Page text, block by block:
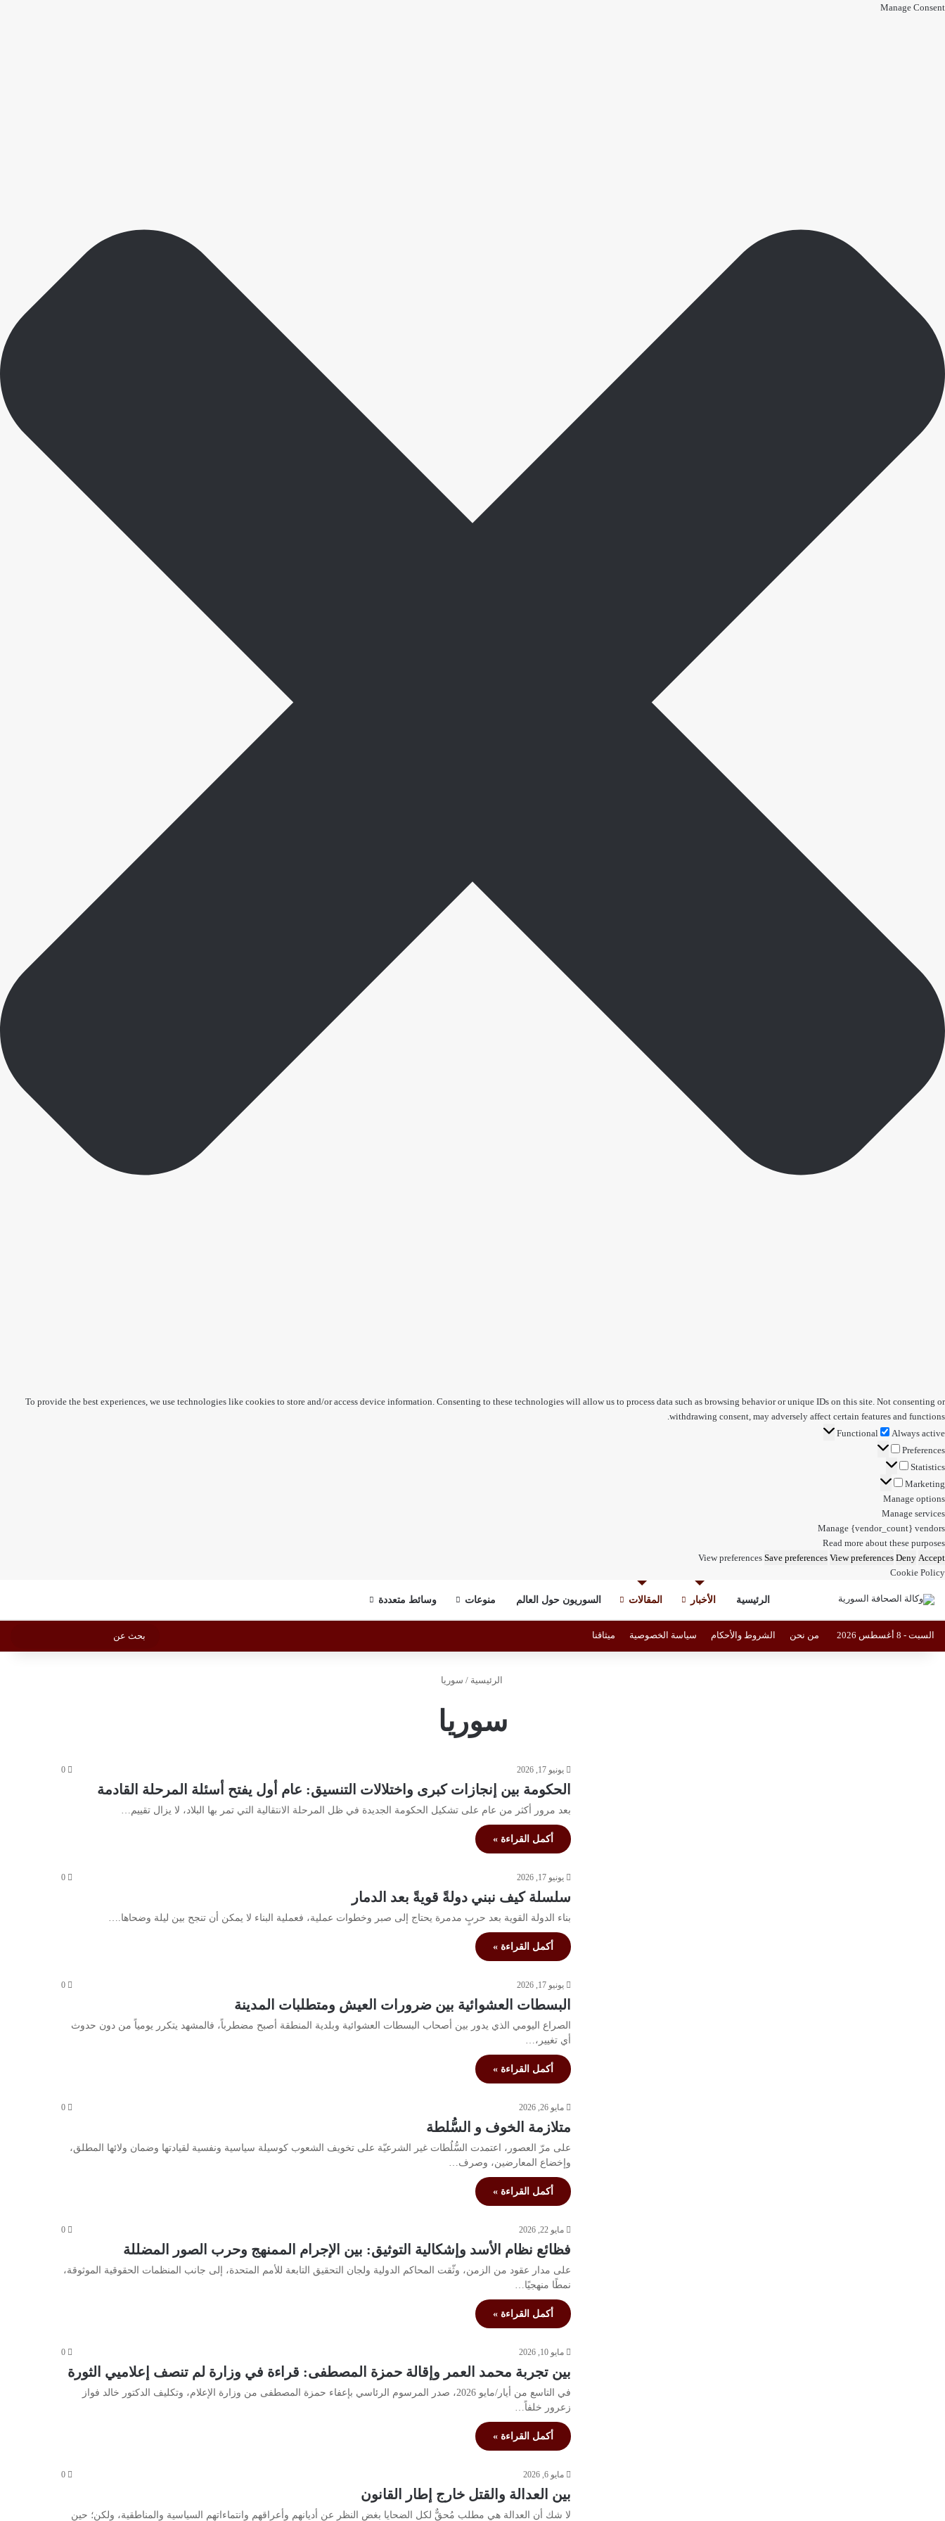
Manage Consent
To provide the best experiences, we use technologies like cookies to store and/or access device information. Consenting to these technologies will allow us to process data such as browsing behavior or unique IDs on this site. Not consenting or
withdrawing consent, may adversely affect certain features and functions.
Functional
Functional Always active
Preferences
Preferences
Statistics
Statistics
Marketing
Marketing
Manage options
Manage services
Manage {vendor_count} vendors
Read more about these purposes
Accept
Deny
View preferences
Save preferences
View preferences
Cookie Policy
الرئيسية الأخبار المقالات السوريون حول العالم منوعات وسائط متعددة
السبت - 8 أغسطس 2026 من نحن الشروط والأحكام سياسة الخصوصية ميثاقنا Vediograph
الوضع المظلم
الرئيسية / سوريا
سوريا
يونيو 17, 2026 0
الحكومة بين إنجازات كبرى واختلالات التنسيق: عام أول يفتح أسئلة المرحلة القادمة
بعد مرور أكثر من عام على تشكيل الحكومة الجديدة في ظل المرحلة الانتقالية التي تمر بها البلاد، لا يزال تقييم…
أكمل القراءة »
يونيو 17, 2026 0
سلسلة كيف نبني دولةً قويةً بعد الدمار
بناء الدولة القوية بعد حربٍ مدمرة يحتاج إلى صبر وخطوات عملية، فعملية البناء لا يمكن أن تنجح بين ليلة وضحاها.…
أكمل القراءة »
يونيو 17, 2026 0
البسطات العشوائية بين ضرورات العيش ومتطلبات المدينة
الصراع اليومي الذي يدور بين أصحاب البسطات العشوائية وبلدية المنطقة أصبح مضطرباً، فالمشهد يتكرر يومياً من دون حدوث
أي تغيير،…
أكمل القراءة »
مايو 26, 2026 0
متلازمة الخوف و السُّلطة
على مرّ العصور، اعتمدت السُّلُطات غير الشرعيّة على تخويف الشعوب كوسيلة سياسية ونفسية لقيادتها وضمان ولائها المطلق،
وإخضاع المعارضين، وصرف…
أكمل القراءة »
مايو 22, 2026 0
فظائع نظام الأسد وإشكالية التوثيق: بين الإجرام الممنهج وحرب الصور المضللة
على مدار عقود من الزمن، وثّقت المحاكم الدولية ولجان التحقيق التابعة للأمم المتحدة، إلى جانب المنظمات الحقوقية الموثوقة،
نمطًا منهجيًا…
أكمل القراءة »
مايو 10, 2026 0
بين تجربة محمد العمر وإقالة حمزة المصطفى: قراءة في وزارة لم تنصف إعلاميي الثورة
في التاسع من أيار/مايو 2026، صدر المرسوم الرئاسي بإعفاء حمزة المصطفى من وزارة الإعلام، وتكليف الدكتور خالد فواز
زعرور خلفاً…
أكمل القراءة »
مايو 6, 2026 0
بين العدالة والقتل خارج إطار القانون
لا شك أن العدالة هي مطلب مُحقٌّ لكل الضحايا بغض النظر عن أديانهم وأعراقهم وانتماءاتهم السياسية والمناطقية، ولكن؛ حين